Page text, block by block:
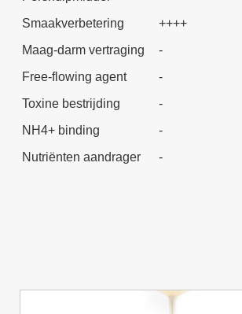
Smaakverbetering
++++
Maag-darm vertraging
-
Free-flowing agent
-
Toxine bestrijding
-
NH4+ binding
-
Nutriënten aandrager
-